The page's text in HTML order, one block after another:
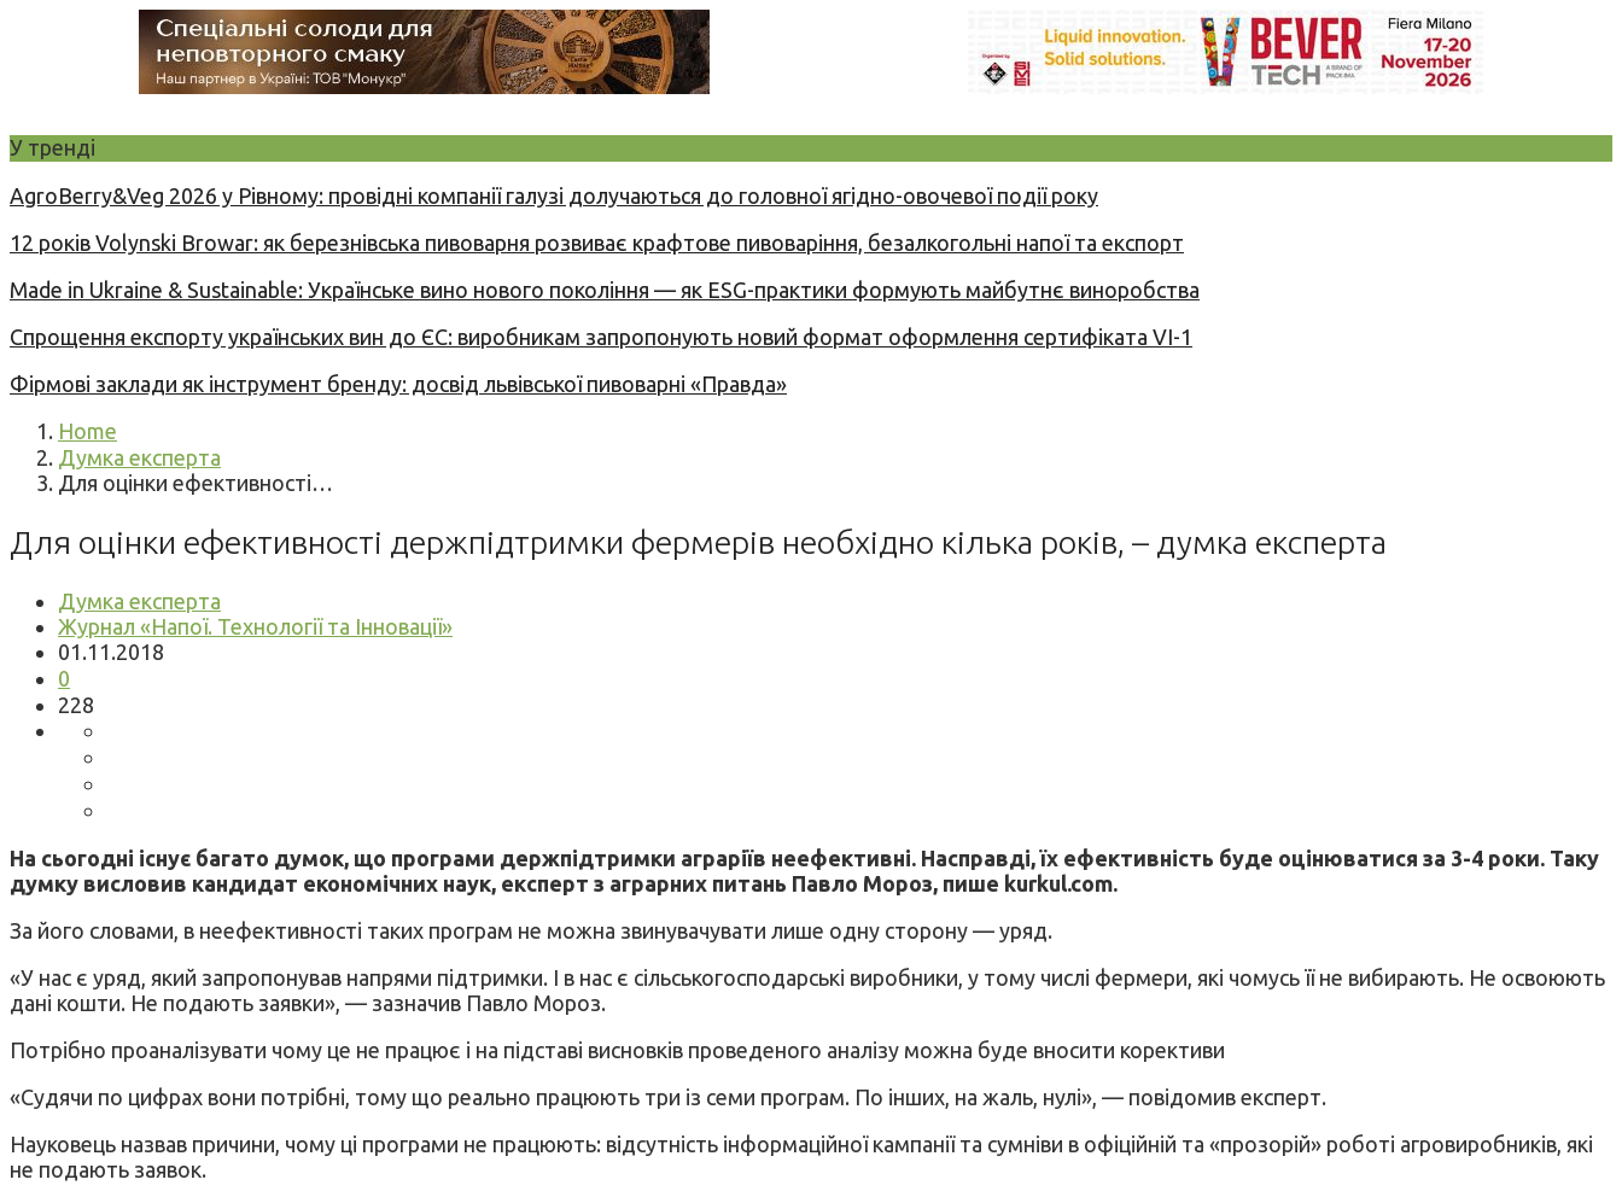
У тренді
AgroBerry&Veg 2026 у Рівному: провідні компанії галузі долучаються до головної ягідно-овочевої події року
12 років Volynski Browar: як березнівська пивоварня розвиває крафтове пивоваріння, безалкогольні напої та експорт
Made in Ukraine & Sustainable: Українське вино нового покоління — як ESG-практики формують майбутнє виноробства
Спрощення експорту українських вин до ЄС: виробникам запропонують новий формат оформлення сертифіката VI-1
Фірмові заклади як інструмент бренду: досвід львівської пивоварні «Правда»
Home
Думка експерта
Для оцінки ефективності…
Для оцінки ефективності держпідтримки фермерів необхідно кілька років, – думка експерта
Думка експерта
Журнал «Напої. Технології та Інновації»
01.11.2018
0
228
На сьогодні існує багато думок, що програми держпідтримки аграріїв неефективні. Насправді, їх ефективність буде оцінюватися за 3-4 роки. Таку
думку висловив кандидат економічних наук, експерт з аграрних питань Павло Мороз, пише kurkul.com.
За його словами, в неефективності таких програм не можна звинувачувати лише одну сторону — уряд.
«У нас є уряд, який запропонував напрями підтримки. І в нас є сільськогосподарські виробники, у тому числі фермери, які чомусь її не вибирають. Не освоюють
дані кошти. Не подають заявки», — зазначив Павло Мороз.
Потрібно проаналізувати чому це не працює і на підставі висновків проведеного аналізу можна буде вносити корективи
«Судячи по цифрах вони потрібні, тому що реально працюють три із семи програм. По інших, на жаль, нулі», — повідомив експерт.
Науковець назвав причини, чому ці програми не працюють: відсутність інформаційної кампанії та сумніви в офіційній та «прозорій» роботі агровиробників, які
не подають заявок.